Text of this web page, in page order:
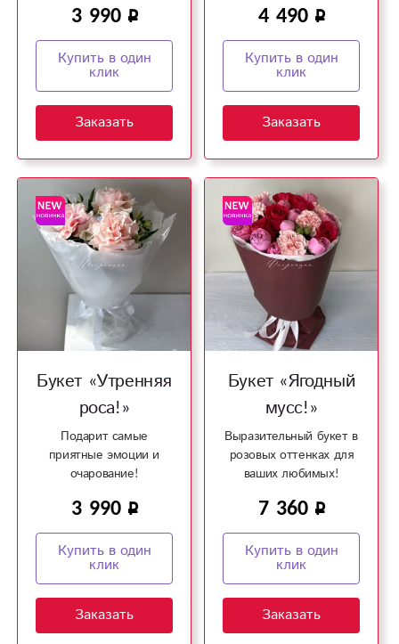
3 990
Купить в один
клик
Заказать
4 490
Купить в один
клик
Заказать
Букет «Утренняя
роса!»
Подарит самые
приятные эмоции и
очарование!
3 990
Купить в один
клик
Заказать
Букет «Ягодный
мусс!»
Выразительный букет в
розовых оттенках для
ваших любимых!
7 360
Купить в один
клик
Заказать